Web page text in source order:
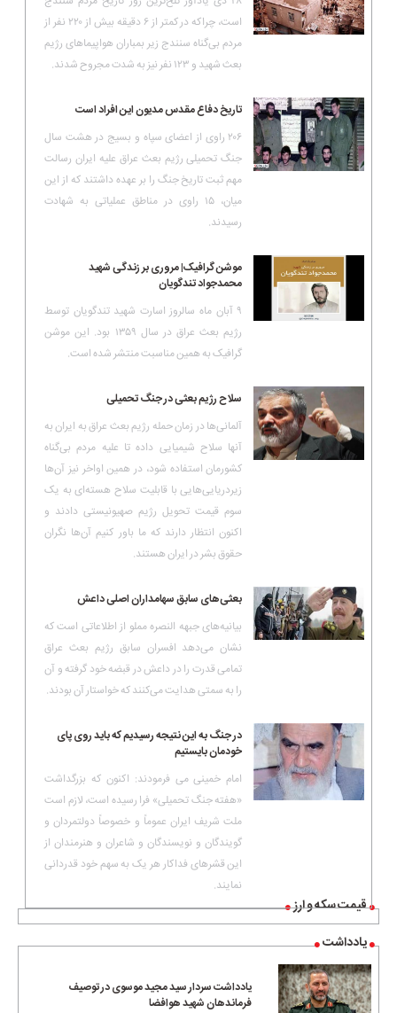
قیمت سکه و ارز
یادداشت
یادداشت سردار سید مجید موسوی در توصیف
فرماندهان شهید هوافضا
است، چراکه در کمتر از ۶ دقیقه بیش از ۲۲۰ نفر از
مردم بی‌گناه سنندج زیر بمباران هواپیما‌های رژیم
بعث شهید و ۱۲۳ نفر نیز به شدت مجروح شدند.
تاریخ دفاع مقدس مدیون این افراد است
۲۰۶ راوی از اعضای سپاه و بسیج در هشت سال
جنگ تحمیلی رژیم بعث عراق علیه ایران رسالت
مهم ثبت تاریخ جنگ را بر عهده داشتند که از این
میان، ۱۵ راوی در مناطق عملیاتی به شهادت
رسیدند.
موشن گرافیک| مروری بر زندگی شهید
محمدجواد تندگویان
۹ آبان ماه سالروز اسارت شهید تندگویان توسط
رژیم بعث عراق در سال ۱۳۵۹ بود. این موشن
گرافیک به همین مناسبت منتشر شده است.
سلاح رژیم بعثی در جنگ تحمیلی
آلمانی‌ها در زمان حمله رژیم بعث عراق به ایران به
آنها سلاح شیمیایی داده تا علیه مردم بی‌گناه
کشورمان استفاده شود، در همین اواخر نیز آن‌ها
زیردریایی‌هایی با قابلیت سلاح هسته‌ای به یک
سوم قیمت تحویل رژیم صهیونیستی دادند و
اکنون انتظار دارند که ما باور کنیم آن‌ها نگران
حقوق بشر در ایران هستند.
بعثی‌های سابق سهامداران اصلی داعش
بیانیه‌های جبهه النصره مملو از اطلاعاتی است که
نشان می‌دهد افسران سابق رژیم بعث عراق
تمامی قدرت را در داعش در قبضه خود گرفته و آن
را به سمتی هدایت می‌کنند که خواستار آن بودند.
در جنگ به این نتیجه رسیدیم که باید روى پاى
خودمان بایستیم
امام خمینی می فرمودند: اکنون که بزرگداشت
«هفته جنگ تحمیلى» فرا رسیده است، لازم است
ملت شریف ایران عموماً و خصوصاً دولتمردان و
گویندگان و نویسندگان و شاعران و هنرمندان از
این قشرهاى فداکار هر یک به سهم خود قدردانى
نمایند.